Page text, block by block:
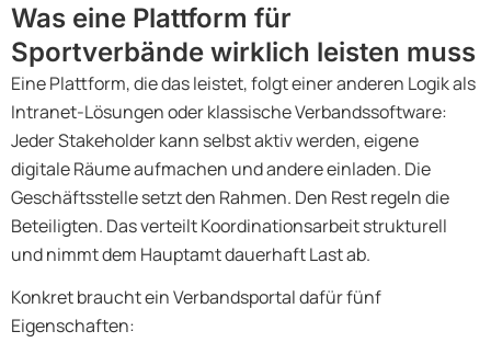
Was eine Plattform für
Sportverbände wirklich leisten muss
Eine Plattform, die das leistet, folgt einer anderen Logik als
Intranet-Lösungen oder klassische Verbandssoftware:
Jeder Stakeholder kann selbst aktiv werden, eigene
digitale Räume aufmachen und andere einladen. Die
Geschäftsstelle setzt den Rahmen. Den Rest regeln die
Beteiligten. Das verteilt Koordinationsarbeit strukturell
und nimmt dem Hauptamt dauerhaft Last ab.
Konkret braucht ein Verbandsportal dafür fünf
Eigenschaften: